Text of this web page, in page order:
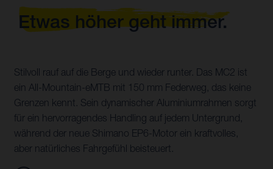
Etwas höher geht immer.
Stilvoll rauf auf die Berge und wieder runter. Das MC2 ist
ein All-Mountain-eMTB mit 150 mm Federweg, das keine
Grenzen kennt. Sein dynamischer Aluminiumrahmen sorgt
für ein hervorragendes Handling auf jedem Untergrund,
während der neue Shimano EP6-Motor ein kraftvolles,
aber natürliches Fahrgefühl beisteuert.